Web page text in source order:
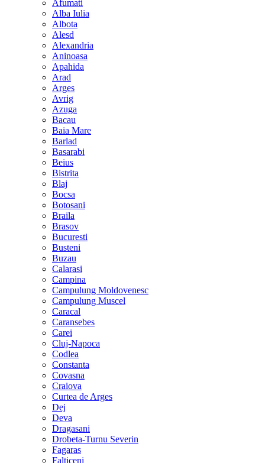
Afumati
Alba Iulia
Albota
Alesd
Alexandria
Aninoasa
Apahida
Arad
Arges
Avrig
Azuga
Bacau
Baia Mare
Barlad
Basarabi
Beius
Bistrita
Blaj
Bocsa
Botosani
Braila
Brasov
Bucuresti
Busteni
Buzau
Calarasi
Campina
Campulung Moldovenesc
Campulung Muscel
Caracal
Caransebes
Carei
Cluj-Napoca
Codlea
Constanta
Covasna
Craiova
Curtea de Arges
Dej
Deva
Dragasani
Drobeta-Turnu Severin
Fagaras
Falticeni